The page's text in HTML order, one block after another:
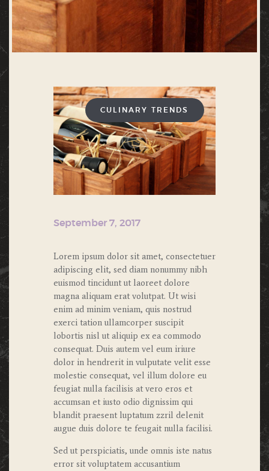
CULINARY TRENDS
September 7, 2017
Lorem ipsum dolor sit amet, consectetuer
adipiscing elit, sed diam nonummy nibh
euismod tincidunt ut laoreet dolore
magna aliquam erat volutpat. Ut wisi
enim ad minim veniam, quis nostrud
exerci tation ullamcorper suscipit
lobortis nisl ut aliquip ex ea commodo
consequat. Duis autem vel eum iriure
dolor in hendrerit in vulputate velit esse
molestie consequat, vel illum dolore eu
feugiat nulla facilisis at vero eros et
accumsan et iusto odio dignissim qui
blandit praesent luptatum zzril delenit
augue duis dolore te feugait nulla facilisi.
Sed ut perspiciatis, unde omnis iste natus
error sit voluptatem accusantium